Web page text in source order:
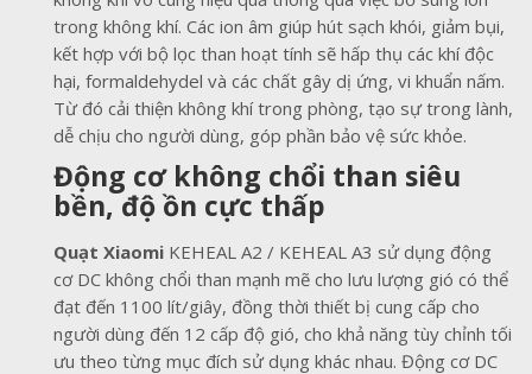
trong không khí. Các ion âm giúp hút sạch khói, giảm bụi,
kết hợp với bộ lọc than hoạt tính sẽ hấp thụ các khí độc
hại, formaldehydel và các chất gây dị ứng, vi khuẩn nấm.
Từ đó cải thiện không khí trong phòng, tạo sự trong lành,
dễ chịu cho người dùng, góp phần bảo vệ sức khỏe.
Động cơ không chổi than siêu
bền, độ ồn cực thấp
Quạt Xiaomi KEHEAL A2 / KEHEAL A3 sử dụng động
cơ DC không chổi than mạnh mẽ cho lưu lượng gió có thể
đạt đến 1100 lít/giây, đồng thời thiết bị cung cấp cho
người dùng đến 12 cấp độ gió, cho khả năng tùy chỉnh tối
ưu theo từng mục đích sử dụng khác nhau. Động cơ DC